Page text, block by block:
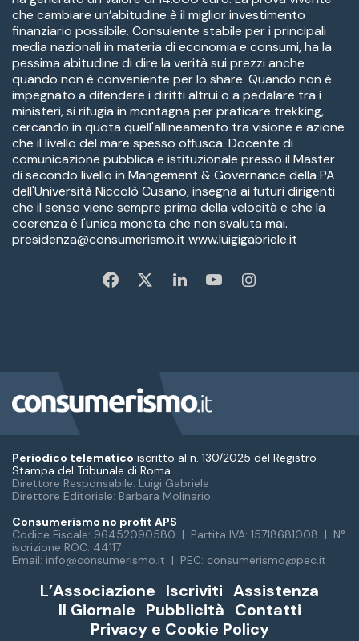
Periodico telematico iscritto al n. 130/2025 del Registro
Stampa del Tribunale di Roma
Direttore Responsabile: Luigi Gabriele
Direttore Editoriale: Barbara Molinario
Consumerismo no profit APS
Codice Fiscale: 96452090580 | Partita IVA: 15718681008 | N°
iscrizione ROC: 44117
Email: info@consumerismo.it | PEC: consumerismo@pec.it
L’Associazione Iscriviti Assistenza
Il Giornale Pubblicità Contatti
Privacy e Cookie Policy